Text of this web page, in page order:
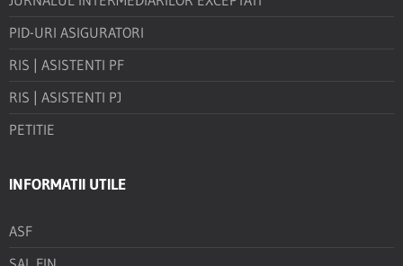
PID-URI ASIGURATORI
RIS | ASISTENTI PF
RIS | ASISTENTI PJ
PETITIE
INFORMATII UTILE
ASF